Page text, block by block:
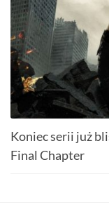
Koniec serii już
Final Chapter